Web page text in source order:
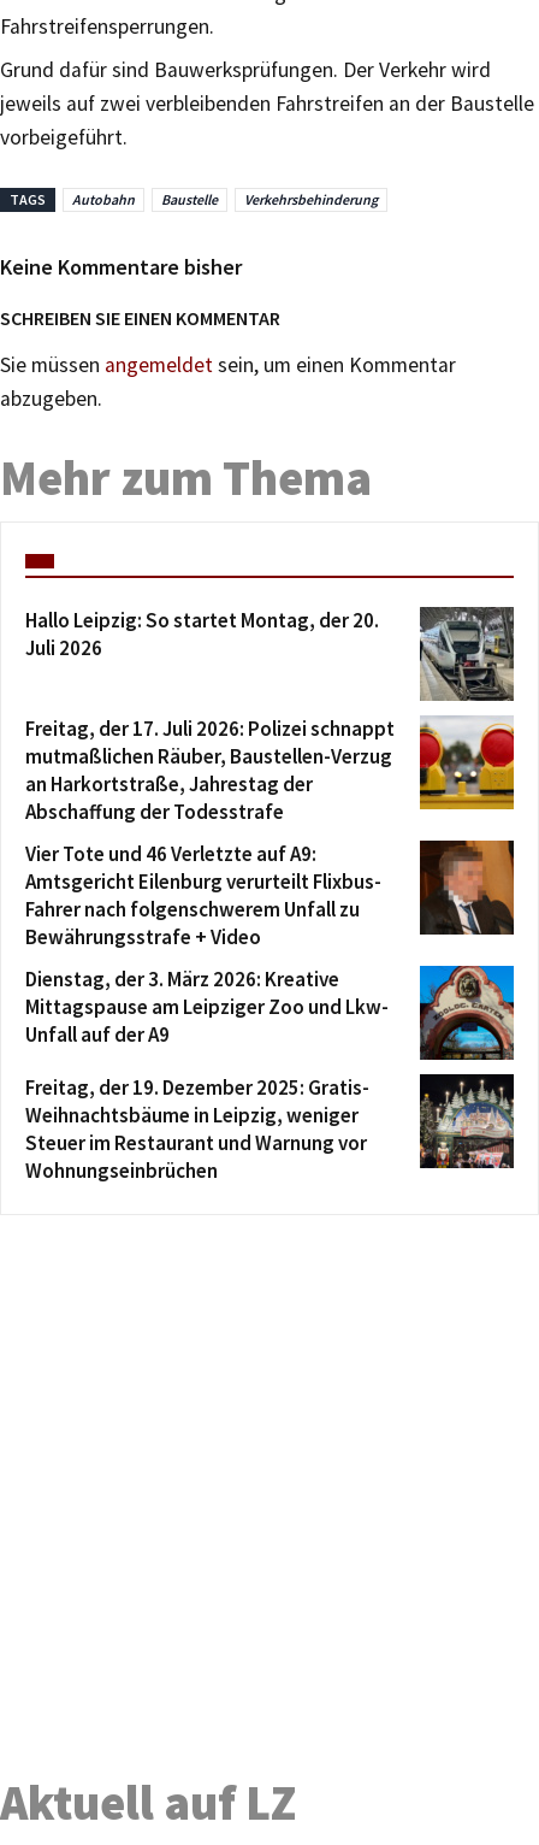
Fahrstreifensperrungen.
Grund dafür sind Bauwerksprüfungen. Der Verkehr wird
jeweils auf zwei verbleibenden Fahrstreifen an der Baustelle
vorbeigeführt.
TAGS Autobahn Baustelle Verkehrsbehinderung
Keine Kommentare bisher
SCHREIBEN SIE EINEN KOMMENTAR
Sie müssen angemeldetsein, um einen Kommentar
abzugeben.
Mehr zum Thema
Hallo Leipzig: So startet Montag, der 20.
Juli 2026
Freitag, der 17. Juli 2026: Polizei schnappt
mutmaßlichen Räuber, Baustellen-Verzug
an Harkortstraße, Jahrestag der
Abschaffung der Todesstrafe
Vier Tote und 46 Verletzte auf A9:
Amtsgericht Eilenburg verurteilt Flixbus-
Fahrer nach folgenschwerem Unfall zu
Bewährungsstrafe + Video
Dienstag, der 3. März 2026: Kreative
Mittagspause am Leipziger Zoo und Lkw-
Unfall auf der A9
Freitag, der 19. Dezember 2025: Gratis-
Weihnachtsbäume in Leipzig, weniger
Steuer im Restaurant und Warnung vor
Wohnungseinbrüchen
Aktuell auf LZ